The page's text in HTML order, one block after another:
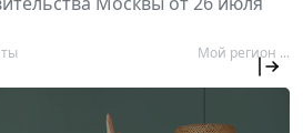
Мой регион ...